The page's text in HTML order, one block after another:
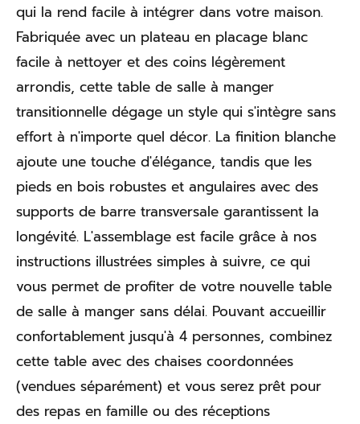
qui la rend facile à intégrer dans votre maison.
Fabriquée avec un plateau en placage blanc
facile à nettoyer et des coins légèrement
arrondis, cette table de salle à manger
transitionnelle dégage un style qui s'intègre sans
effort à n'importe quel décor. La finition blanche
ajoute une touche d'élégance, tandis que les
pieds en bois robustes et angulaires avec des
supports de barre transversale garantissent la
longévité. L'assemblage est facile grâce à nos
instructions illustrées simples à suivre, ce qui
vous permet de profiter de votre nouvelle table
de salle à manger sans délai. Pouvant accueillir
confortablement jusqu'à 4 personnes, combinez
cette table avec des chaises coordonnées
(vendues séparément) et vous serez prêt pour
des repas en famille ou des réceptions